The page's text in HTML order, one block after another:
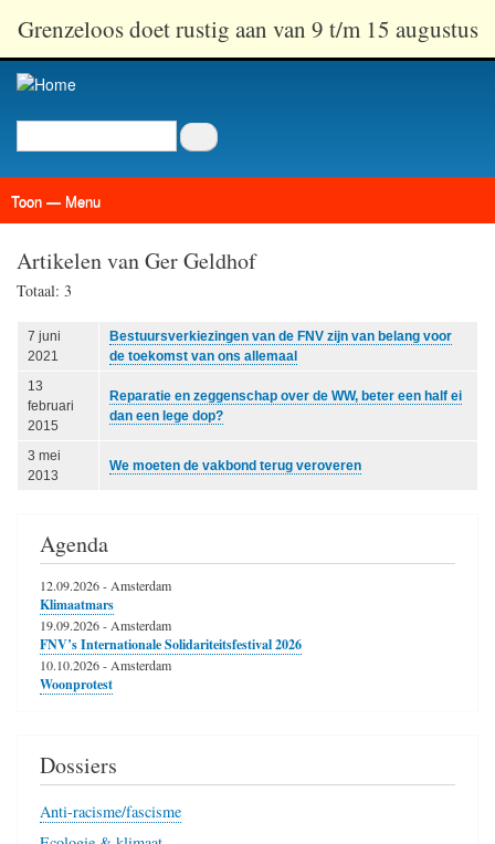
en
naar
Grenzeloos doet rustig aan van 9 t/m 15 augustus
Zoeken
Menu
Toon — Menu
Artikelen van Ger Geldhof
Totaal: 3
7 juni
2021
Bestuursverkiezingen van de FNV zijn van belang voor
de toekomst van ons allemaal
13
februari
2015
Reparatie en zeggenschap over de WW, beter een half ei
dan een lege dop?
3 mei
2013
We moeten de vakbond terug veroveren
Agenda
12.09.2026- Amsterdam
Klimaatmars
19.09.2026- Amsterdam
FNV’s Internationale Solidariteitsfestival 2026
10.10.2026- Amsterdam
Woonprotest
Dossiers
Anti-racisme/fascisme